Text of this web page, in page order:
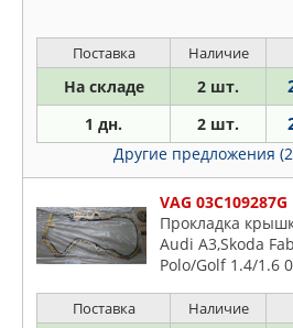
Поставка Наличие
На складе 2 шт.
1 дн. 2 шт.
Другие предложения
VAG 03C109287G
Прокладка
Audi A3,Skoda
Polo/Golf 1.4/1.6
Поставка Наличие